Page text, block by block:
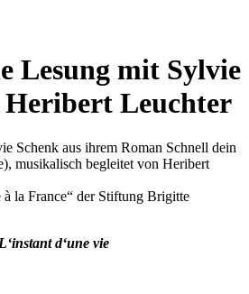
Lesung mit Sylvie
Heribert Leuchter
Schenk aus ihrem Roman Schnell dein
musikalisch begleitet von Heribert
à la France“ der Stiftung Brigitte
d‘une vie